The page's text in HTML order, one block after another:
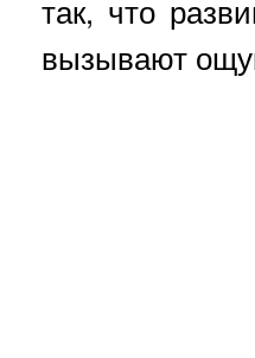
так, что
вызывают